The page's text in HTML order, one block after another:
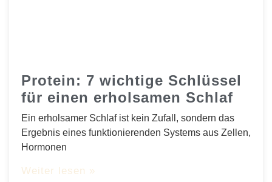
Protein: 7 wichtige Schlüssel
für einen erholsamen Schlaf
Ein erholsamer Schlaf ist kein Zufall, sondern das
Ergebnis eines funktionierenden Systems aus Zellen,
Hormonen
Weiter lesen »